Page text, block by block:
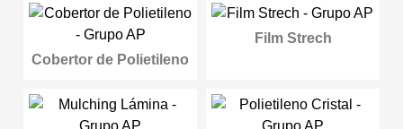
Cobertor de Polietileno
Film Strech